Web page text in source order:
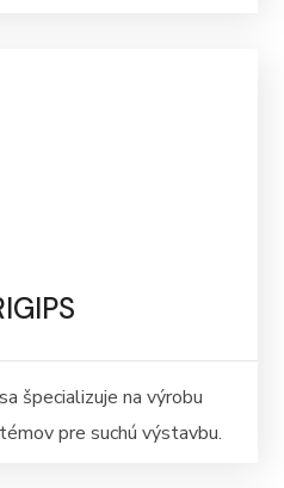
sa špecializuje na výrobu
pre suchú výstavbu.